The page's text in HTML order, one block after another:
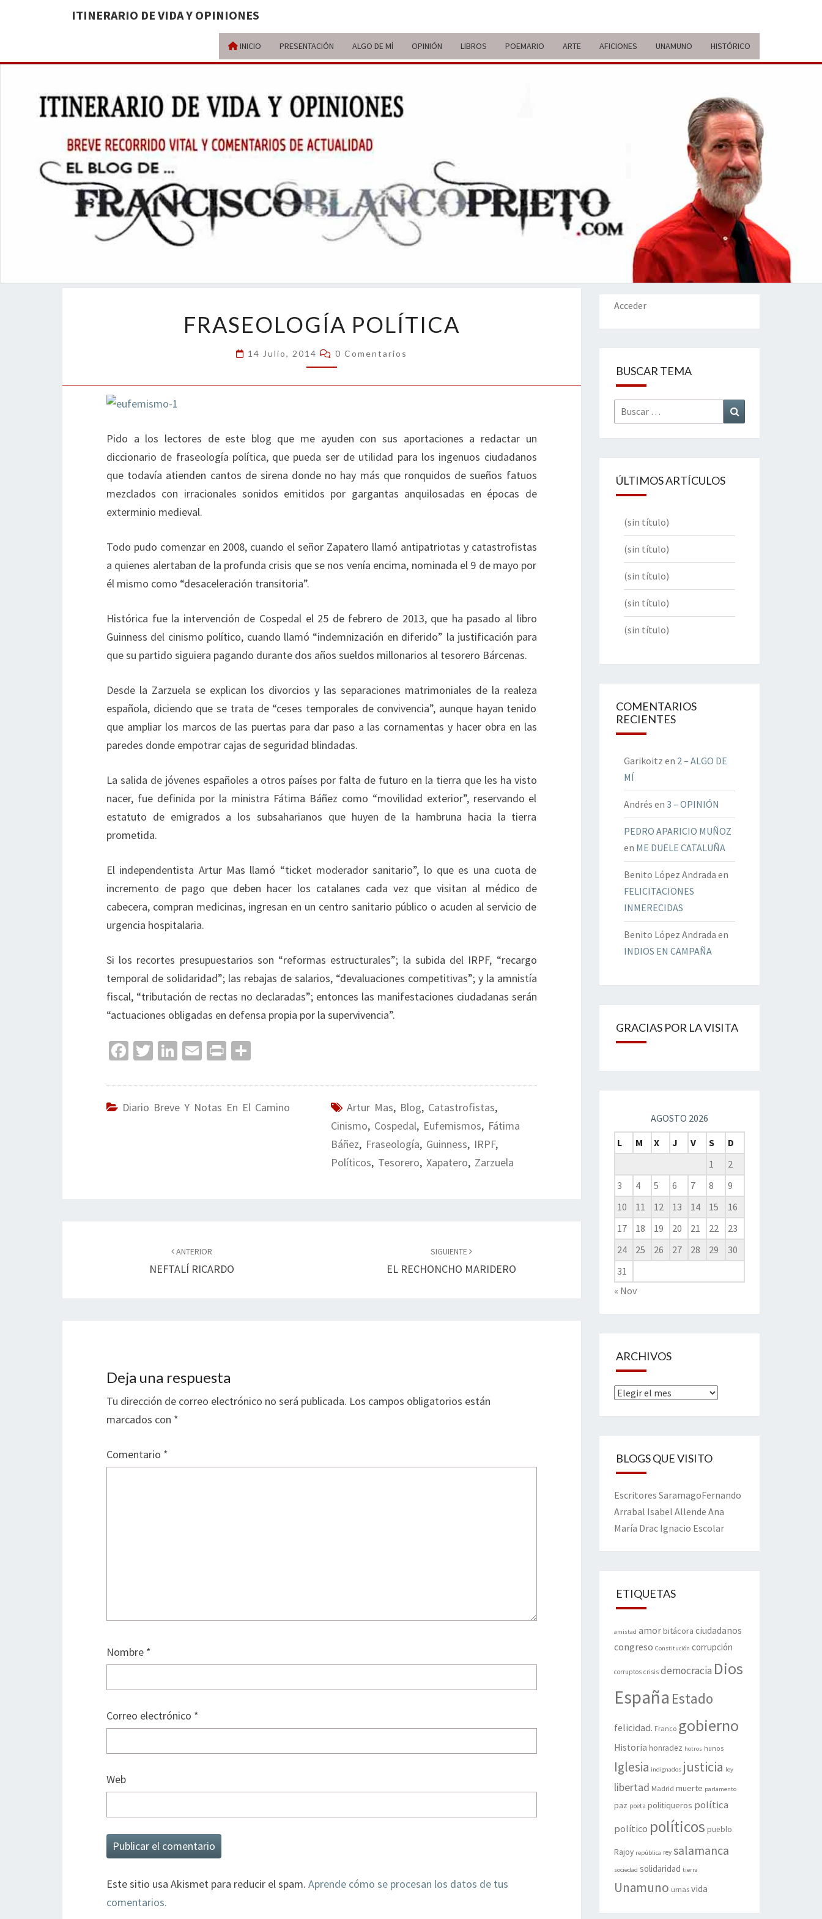
ITINERARIO DE VIDA Y OPINIONES
INICIO PRESENTACIÓN ALGO DE MÍ OPINIÓN LIBROS POEMARIO ARTE AFICIONES UNAMUNO HISTÓRICO
ITINERARIO
DE VIDA Y
OPINIONES
BREVE
RECORRIDO
VITAL Y
COMENTARIOS
ACTUALIDAD
POLÍTICA
FRASEOLOGÍA POLÍTICA
14 Julio, 2014 Comentarios
0 Comentarios
Pido a los lectores de este blog que me ayuden con sus aportaciones a redactar un
diccionario de fraseología política, que pueda ser de utilidad para los ingenuos ciudadanos
que todavía atienden cantos de sirena donde no hay más que ronquidos de sueños fatuos
mezclados con irracionales sonidos emitidos por gargantas anquilosadas en épocas de
exterminio medieval.
Todo pudo comenzar en 2008, cuando el señor Zapatero llamó antipatriotas y catastrofistas
a quienes alertaban de la profunda crisis que se nos venía encima, nominada el 9 de mayo por
él mismo como “desaceleración transitoria”.
Histórica fue la intervención de Cospedal el 25 de febrero de 2013, que ha pasado al libro
Guinness del cinismo político, cuando llamó “indemnización en diferido” la justificación para
que su partido siguiera pagando durante dos años sueldos millonarios al tesorero Bárcenas.
Desde la Zarzuela se explican los divorcios y las separaciones matrimoniales de la realeza
española, diciendo que se trata de “ceses temporales de convivencia”, aunque hayan tenido
que ampliar los marcos de las puertas para dar paso a las cornamentas y hacer obra en las
paredes donde empotrar cajas de seguridad blindadas.
La salida de jóvenes españoles a otros países por falta de futuro en la tierra que les ha visto
nacer, fue definida por la ministra Fátima Báñez como “movilidad exterior”, reservando el
estatuto de emigrados a los subsaharianos que huyen de la hambruna hacia la tierra
prometida.
El independentista Artur Mas llamó “ticket moderador sanitario”, lo que es una cuota de
incremento de pago que deben hacer los catalanes cada vez que visitan al médico de
cabecera, compran medicinas, ingresan en un centro sanitario público o acuden al servicio de
urgencia hospitalaria.
Si los recortes presupuestarios son “reformas estructurales”; la subida del IRPF, “recargo
temporal de solidaridad”; las rebajas de salarios, “devaluaciones competitivas”; y la amnistía
fiscal, “tributación de rectas no declaradas”; entonces las manifestaciones ciudadanas serán
“actuaciones obligadas en defensa propia por la supervivencia”.
Fa
b
o
T
tt
er
Li
ke
dI
E
ai
l
Pr
t
m
p
Diario Breve Y Notas En El Camino Artur Mas, Blog, Catastrofistas,
Cinismo, Cospedal, Eufemismos, Fátima
Báñez, Fraseología, Guinness, IRPF,
Políticos, Tesorero, Xapatero, Zarzuela
ANTERIOR
NEFTALÍ RICARDO
SIGUIENTE
EL RECHONCHO MARIDERO
Deja una respuesta
Tu dirección de correo electrónico no será publicada. Los campos obligatorios están
marcados con *
Comentario *
Nombre *
Correo electrónico *
Web
Este sitio usa Akismet para reducir el spam. Aprende cómo se procesan los datos de tus
comentarios.
Acceder
BUSCAR TEMA
Buscar
por:
ÚLTIMOS ARTÍCULOS
(sin título)
(sin título)
(sin título)
(sin título)
(sin título)
COMENTARIOS
RECIENTES
Garikoitz en 2 – ALGO DE
MÍ
Andrés en 3 – OPINIÓN
PEDRO APARICIO MUÑOZ
en ME DUELE CATALUÑA
Benito López Andrada en
FELICITACIONES
INMERECIDAS
Benito López Andrada en
INDIOS EN CAMPAÑA
GRACIAS POR LA VISITA
AGOSTO 2026
L
M X J V S
D
1
2
3
4 5 6 7 8
9
10
11 12 13 14 15
16
17
18 19 20 21 22
23
24
25 26 27 28 29
30
31
« Nov
ARCHIVOS
Archivos
BLOGS QUE VISITO
Escritores SaramagoFernando
Arrabal Isabel Allende Ana
María Drac Ignacio Escolar
ETIQUETAS
amistad amorbitácora ciudadanos
congreso Constitución corrupción
corruptos crisis democracia Dios
España Estado
felicidad. Franco gobierno
Historia honradez hotros hunos
Iglesia indignados justicia ley
libertad Madrid muerte parlamento
paz poeta politiqueros política
político políticos pueblo
Rajoy república rey salamanca
sociedad solidaridad tierra
Unamuno urnas vida